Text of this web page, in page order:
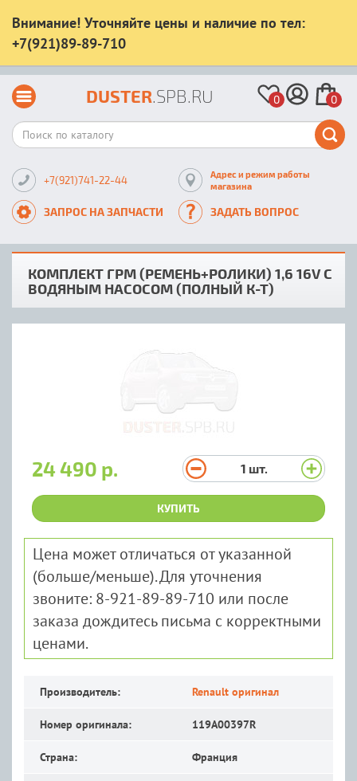
Внимание! Уточняйте цены и наличие по тел:
+7(921)89-89-710
DUSTER.SPB.RU 0 0
+7(921)741-22-44
Адрес и режим работы
магазина
ЗАПРОС НА ЗАПЧАСТИ ЗАДАТЬ ВОПРОС
КОМПЛЕКТ ГРМ (РЕМЕНЬ+РОЛИКИ) 1,6 16V С
ВОДЯНЫМ НАСОСОМ (ПОЛНЫЙ К-Т)
24 490 р. 1 шт.
КУПИТЬ
Цена может отличаться от указанной
(больше/меньше). Для уточнения
звоните: 8-921-89-89-710 или после
заказа дождитесь письма с корректными
ценами.
Производитель: Renault оригинал
Номер оригинала: 119A00397R
Страна: Франция